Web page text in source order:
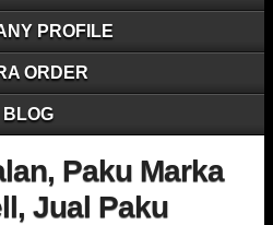
PROFILE
ORDER
BLOG
Paku Marka
Jual Paku